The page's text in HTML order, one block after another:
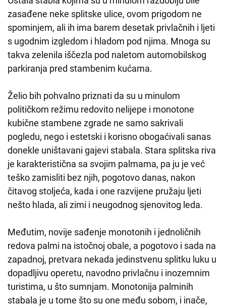
zasađene neke splitske ulice, ovom prigodom ne
spominjem, ali ih ima barem desetak privlačnih i ljeti
s ugodnim izgledom i hladom pod njima. Mnoga su
takva zelenila iščezla pod naletom automobilskog
parkiranja pred stambenim kućama.
Želio bih pohvalno priznati da su u minulom
političkom režimu redovito nelijepe i monotone
kubične stambene zgrade ne samo sakrivali
pogledu, nego i estetski i korisno obogaćivali sanas
donekle uništavani gajevi stabala. Stara splitska riva
je karakteristična sa svojim palmama, pa ju je već
teško zamisliti bez njih, pogotovo danas, nakon
čitavog stoljeća, kada i one razvijene pružaju ljeti
nešto hlada, ali zimi i neugodnog sjenovitog leda.
Međutim, novije sađenje monotonih i jednoličnih
redova palmi na istočnoj obale, a pogotovo i sada na
zapadnoj, pretvara nekada jedinstvenu splitku luku u
dopadljivu operetu, navodno privlačnu i inozemnim
turistima, u što sumnjam. Monotonija palminih
stabala je u tome što su one među sobom, i inače,